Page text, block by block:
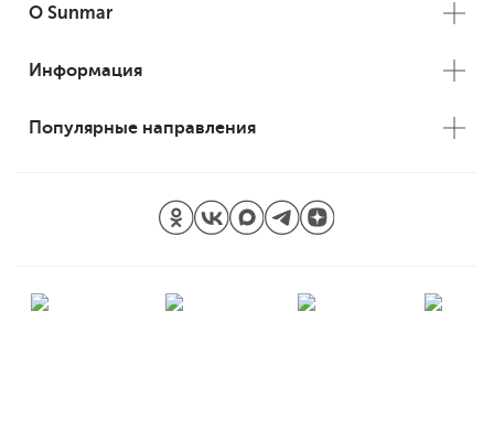
О Sunmar
Информация
Популярные направления